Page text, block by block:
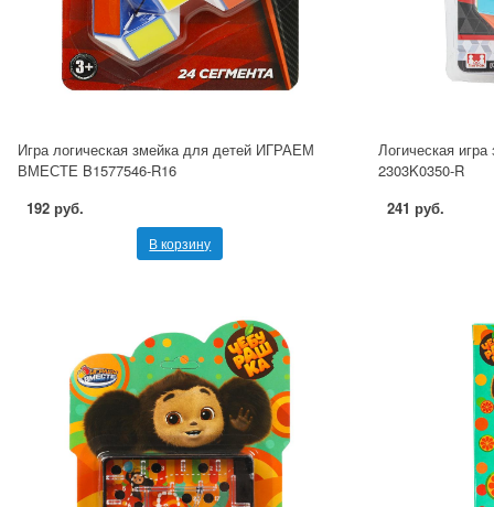
Игра логическая змейка для детей ИГРАЕМ
ВМЕСТЕ B1577546-R16
192 руб.
В корзину
Логическая
2303K0350-R
241 руб.